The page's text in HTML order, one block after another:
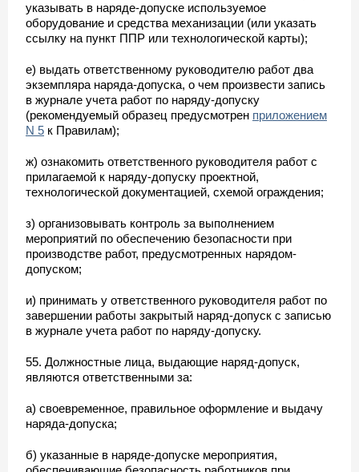
указывать в наряде-допуске используемое
оборудование и средства механизации (или указать
ссылку на пункт ППР или технологической карты);
е) выдать ответственному руководителю работ два
экземпляра наряда-допуска, о чем произвести запись
в журнале учета работ по наряду-допуску
(рекомендуемый образец предусмотрен приложением
N 5 к Правилам);
ж) ознакомить ответственного руководителя работ с
прилагаемой к наряду-допуску проектной,
технологической документацией, схемой ограждения;
з) организовывать контроль за выполнением
мероприятий по обеспечению безопасности при
производстве работ, предусмотренных нарядом-
допуском;
и) принимать у ответственного руководителя работ по
завершении работы закрытый наряд-допуск с записью
в журнале учета работ по наряду-допуску.
55. Должностные лица, выдающие наряд-допуск,
являются ответственными за:
а) своевременное, правильное оформление и выдачу
наряда-допуска;
б) указанные в наряде-допуске мероприятия,